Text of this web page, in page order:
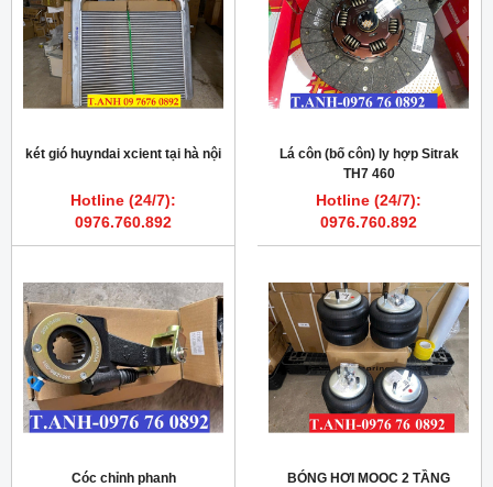
két gió huyndai xcient tại hà nội
Hotline (24/7):
0976.760.892
Lá côn (bố côn) ly hợp Sitrak
TH7 460
Hotline (24/7):
0976.760.892
Cóc chỉnh phanh BÓNG HƠI MOOC 2 TẦNG